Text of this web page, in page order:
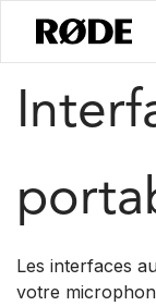
Produits /
Les interfaces
votre